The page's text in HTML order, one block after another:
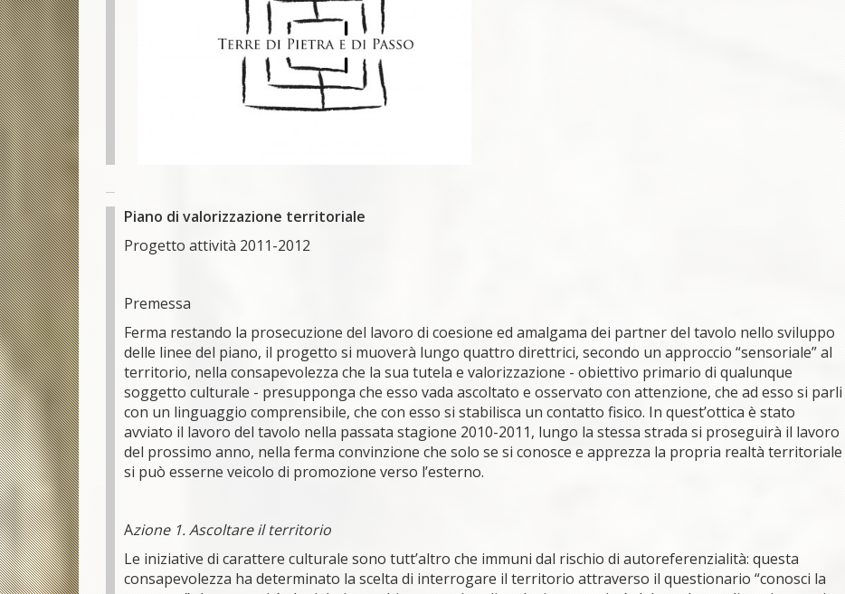
Piano di valorizzazione territoriale
Progetto attività 2011-2012
Premessa
Ferma restando la prosecuzione del lavoro di coesione ed amalgama dei partner del tavolo nello sviluppo
delle linee del piano, il progetto si muoverà lungo quattro direttrici, secondo un approccio “sensoriale” al
territorio, nella consapevolezza che la sua tutela e valorizzazione - obiettivo primario di qualunque
soggetto culturale - presupponga che esso vada ascoltato e osservato con attenzione, che ad esso si parli
con un linguaggio comprensibile, che con esso si stabilisca un contatto fisico. In quest’ottica è stato
avviato il lavoro del tavolo nella passata stagione 2010-2011, lungo la stessa strada si proseguirà il lavoro
del prossimo anno, nella ferma convinzione che solo se si conosce e apprezza la propria realtà territoriale
si può esserne veicolo di promozione verso l’esterno.
Azione 1. Ascoltare il territorio
Le iniziative di carattere culturale sono tutt’altro che immuni dal rischio di autoreferenzialità: questa
consapevolezza ha determinato la scelta di interrogare il territorio attraverso il questionario “conosci la